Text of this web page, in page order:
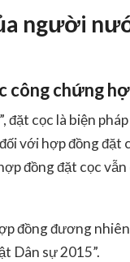
người
công chứng
cọc là biện
đối với hợp đồng đặt
đồng đặt cọc
đồng đương nhiên
Dân sự 2015”.